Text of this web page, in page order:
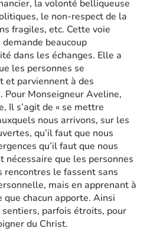
la volonté belliqueuse
le non-respect de la
fragiles, etc. Cette voie
beaucoup
dans les échanges. Elle a
les personnes se
et parviennent à des
Pour Monseigneur Aveline,
Il s’agit de « se mettre
nous arrivons, sur les
qu’il faut que nous
qu’il faut que nous
nécessaire que les personnes
rencontres le fassent sans
mais en apprenant à
chacun apporte. Ainsi
sentiers, parfois étroits, pour
du Christ.